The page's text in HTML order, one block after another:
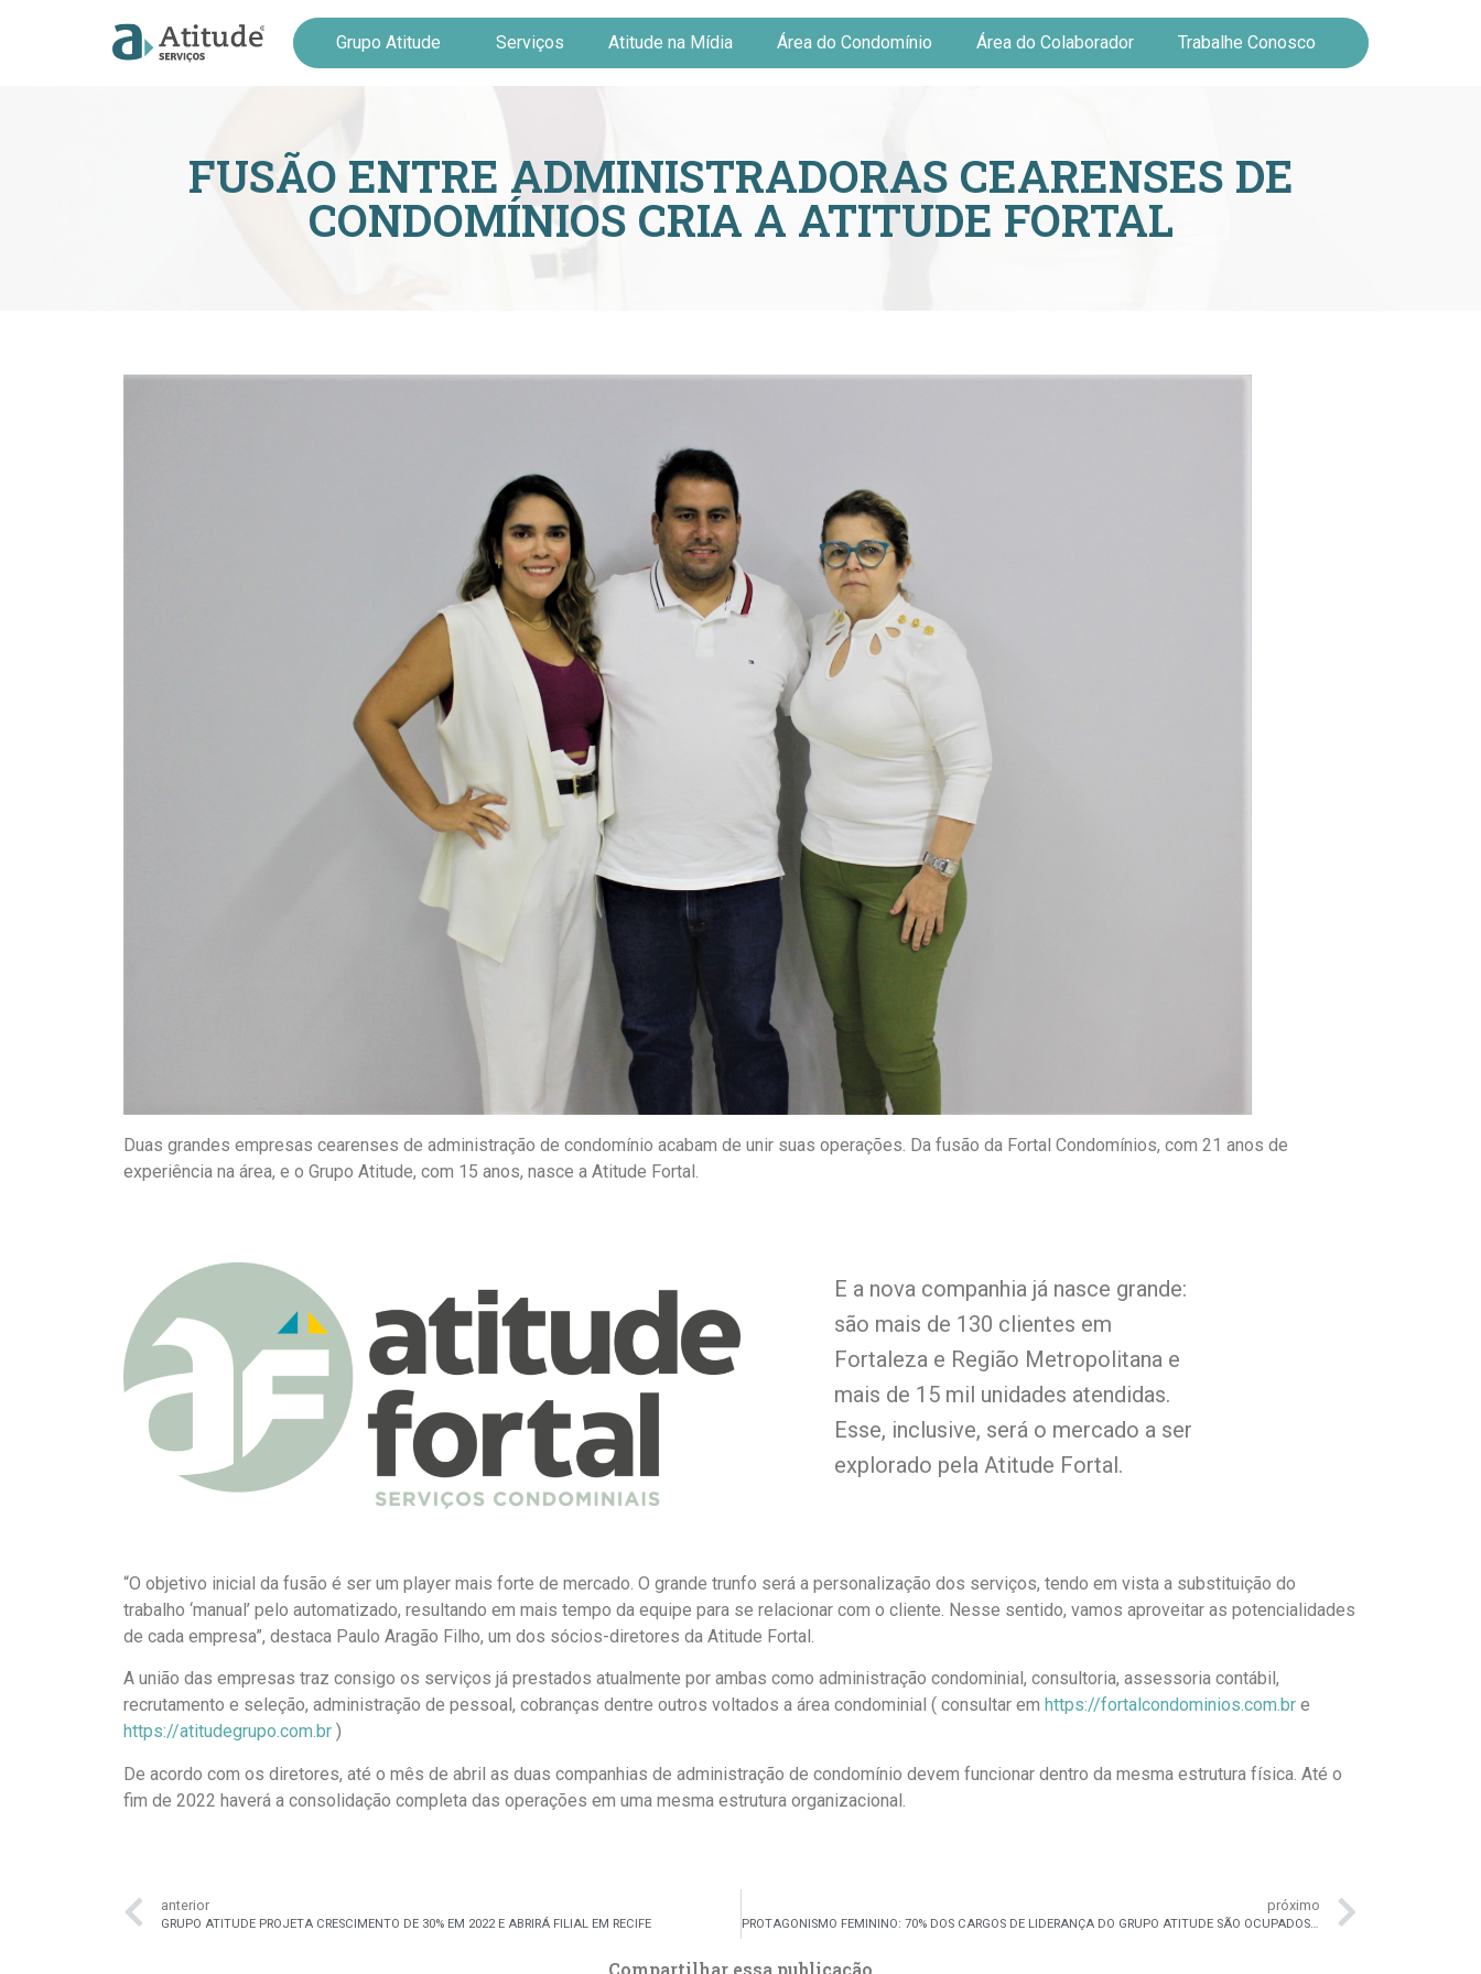
Grupo Atitude Serviços Atitude na Mídia Área do Condomínio Área do Colaborador Trabalhe Conosco
FUSÃO ENTRE ADMINISTRADORAS CEARENSES DE
CONDOMÍNIOS CRIA A ATITUDE FORTAL
Duas grandes empresas cearenses de administração de condomínio acabam de unir suas operações. Da fusão da Fortal Condomínios, com 21 anos de
experiência na área, e o Grupo Atitude, com 15 anos, nasce a Atitude Fortal.
E a nova companhia já nasce grande:
são mais de 130 clientes em
Fortaleza e Região Metropolitana e
mais de 15 mil unidades atendidas.
Esse, inclusive, será o mercado a ser
explorado pela Atitude Fortal.
“O objetivo inicial da fusão é ser um player mais forte de mercado. O grande trunfo será a personalização dos serviços, tendo em vista a substituição do
trabalho ‘manual’ pelo automatizado, resultando em mais tempo da equipe para se relacionar com o cliente. Nesse sentido, vamos aproveitar as potencialidades
de cada empresa”, destaca Paulo Aragão Filho, um dos sócios-diretores da Atitude Fortal.
A união das empresas traz consigo os serviços já prestados atualmente por ambas como administração condominial, consultoria, assessoria contábil,
recrutamento e seleção, administração de pessoal, cobranças dentre outros voltados a área condominial ( consultar em https://fortalcondominios.com.br e
https://atitudegrupo.com.br )
De acordo com os diretores, até o mês de abril as duas companhias de administração de condomínio devem funcionar dentro da mesma estrutura física. Até o
fim de 2022 haverá a consolidação completa das operações em uma mesma estrutura organizacional.
anterior
GRUPO ATITUDE PROJETA CRESCIMENTO DE 30% EM 2022 E ABRIRÁ FILIAL EM RECIFE
próximo
PROTAGONISMO FEMININO: 70% DOS CARGOS DE LIDERANÇA DO GRUPO ATITUDE SÃO OCUPADOS POR MULHERES
Compartilhar essa publicação